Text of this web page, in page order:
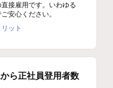
接雇用です。いわゆる
安心ください。
ット
ら正社員登用者数